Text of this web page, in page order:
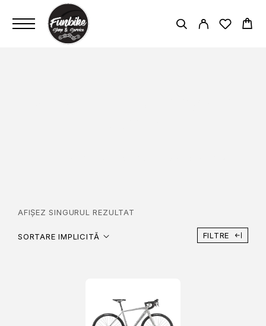
AFIȘEZ SINGURUL REZULTAT
SORTARE IMPLICITĂ FILTRE